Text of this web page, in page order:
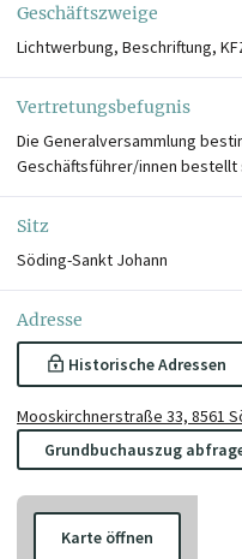
Geschäftszweige
Lichtwerbung, Beschriftung,
Vertretungsbefugnis
Die Generalversammlung
Geschäftsführer/innen
Sitz
Söding-Sankt Johann
Adresse
Historische Adressen
Mooskirchnerstraße 33, 8561
Grundbuchauszug
Karte öffnen